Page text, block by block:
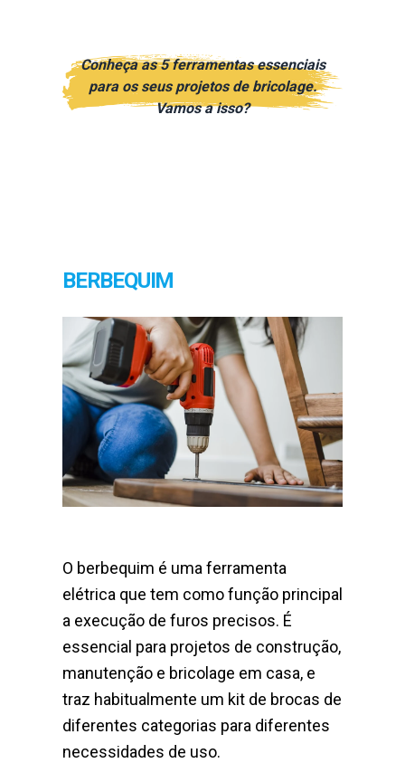
Conheça as 5 ferramentas essenciais
para os seus projetos de bricolage.
Vamos a isso?
BERBEQUIM
O berbequim é uma ferramenta
elétrica que tem como função principal
a execução de furos precisos. É
essencial para projetos de construção,
manutenção e bricolage em casa, e
traz habitualmente um kit de brocas de
diferentes categorias para diferentes
necessidades de uso.